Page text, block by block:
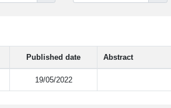
Published date Abstract
19/05/2022